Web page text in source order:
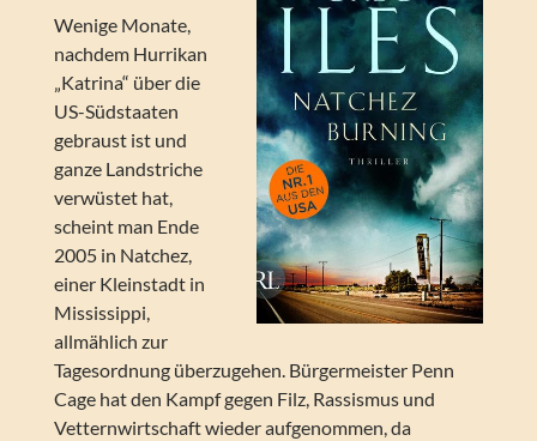
Wenige Monate,
nachdem Hurrikan
„Katrina“ über die
US-Südstaaten
gebraust ist und
ganze Landstriche
verwüstet hat,
scheint man Ende
2005 in Natchez,
einer Kleinstadt in
Mississippi,
allmählich zur
Tagesordnung überzugehen. Bürgermeister Penn
Cage hat den Kampf gegen Filz, Rassismus und
Vetternwirtschaft wieder aufgenommen, da